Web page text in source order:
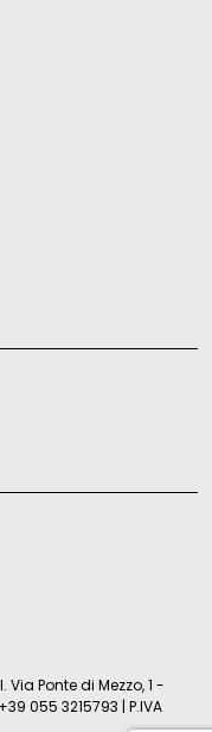
Via Ponte di Mezzo, 1 -
055 3215793 | P.IVA